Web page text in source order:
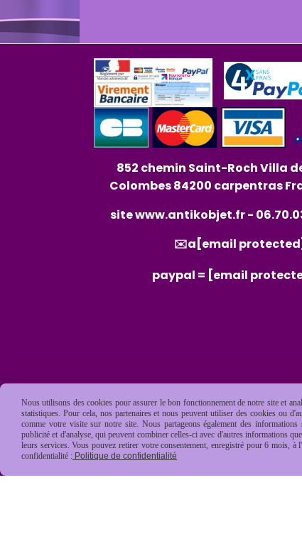
852 chemin Saint-Roch Villa
Colombes 84200 carpentras
sitewww.antikobjet.fr-
✉️a [email protected]
paypal = [email
Nous utilisons des cookies pour assurer le bon fonctionnement de notre site et
statistiques. Pour cela, nos partenaires et nous peuvent utiliser des cookies ou
comme votre visite sur notre site. Nous partageons également des
publicité et d'analyse, qui peuvent combiner celles-ci avec d'autres informations
leurs services. Vous pouvez retirer votre consentement, enregistré pour 6 mois,
confidentialité : Politique de confidentialité